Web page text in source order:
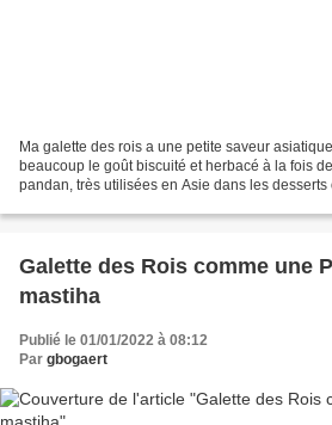
Ma galette des rois a une petite saveur
beaucoup le goût biscuité et herbacé à la fois
pandan, très utilisées en Asie dans les desserts
Galette des Rois comme une
mastiha
Publié le 01/01/2022 à 08:12
Par gbogaert